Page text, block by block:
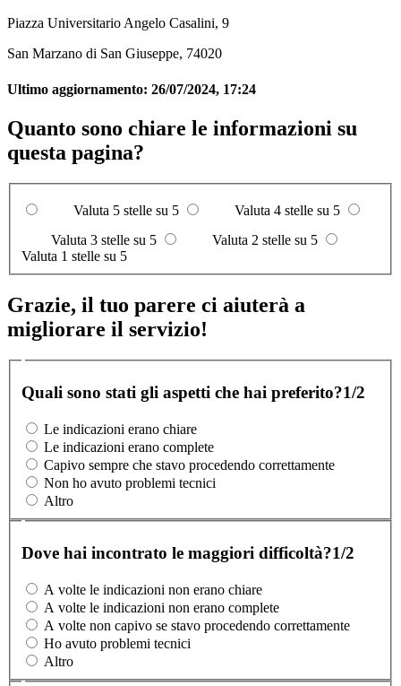
Piazza Universitario Angelo Casalini, 9
San Marzano di San Giuseppe, 74020
Ultimo aggiornamento: 26/07/2024, 17:24
Quanto sono chiare le informazioni su
questa pagina?
Valuta 5 stelle su 5
Valuta 4 stelle su 5
Valuta 3 stelle su 5
Valuta 2 stelle su 5
Valuta 1 stelle su 5
Grazie, il tuo parere ci aiuterà a
migliorare il servizio!
Quali sono stati gli aspetti che hai preferito?1/2
Le indicazioni erano chiare
Le indicazioni erano complete
Capivo sempre che stavo procedendo correttamente
Non ho avuto problemi tecnici
Altro
Dove hai incontrato le maggiori difficoltà?1/2
A volte le indicazioni non erano chiare
A volte le indicazioni non erano complete
A volte non capivo se stavo procedendo correttamente
Ho avuto problemi tecnici
Altro